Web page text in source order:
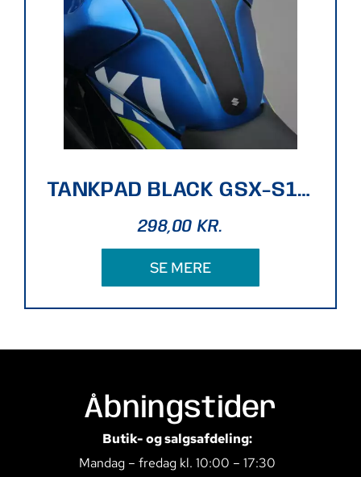
TANKPAD BLACK GSX-S125/R125
298,00KR.
SE MERE
Åbningstider
Butik- og salgsafdeling:
Mandag – fredag kl. 10:00 – 17:30